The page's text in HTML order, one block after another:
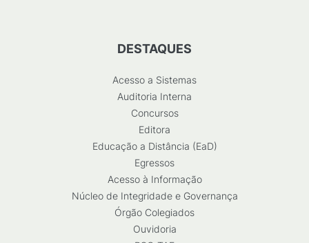
DESTAQUES
Acesso a Sistemas
Auditoria Interna
Concursos
Editora
Educação a Distância (EaD)
Egressos
Acesso à Informação
Núcleo de Integridade e Governança
Órgão Colegiados
Ouvidoria